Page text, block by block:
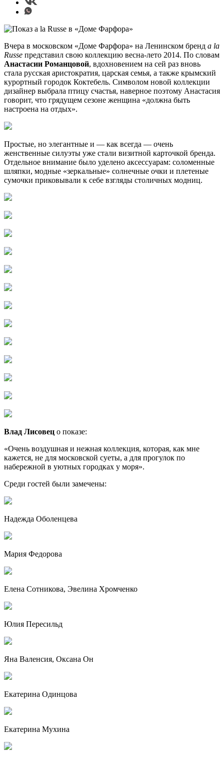
Вчера в московском «Доме Фарфора» на Ленинском бренд a la
Russe представил свою коллекцию весна-лето 2014. По словам
Анастасии Романцовой, вдохновением на сей раз вновь
стала русская аристократия, царская семья, а также крымский
курортный городок Коктебель. Символом новой коллекции
дизайнер выбрала птицу счастья, наверное поэтому Анастасия
говорит, что грядущем сезоне женщина «должна быть
настроена на отдых».
Простые, но элегантные и — как всегда — очень
женственные силуэты уже стали визитной карточкой бренда.
Отдельное внимание было уделено аксессуарам: соломенные
шляпки, модные «зеркальные» солнечные очки и плетеные
сумочки приковывали к себе взгляды столичных модниц.
Влад Лисовец о показе:
«Очень воздушная и нежная коллекция, которая, как мне
кажется, не для московской суеты, а для прогулок по
набережной в уютных городках у моря».
Среди гостей были замечены:
Надежда Оболенцева
Мария Федорова
Елена Сотникова, Эвелина Хромченко
Юлия Пересильд
Яна Валенсия, Оксана Он
Екатерина Одинцова
Екатерина Мухина